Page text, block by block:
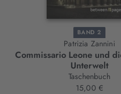
BAND 2
Patrizia Zannini
Commissario Leone und
Unterwelt
Taschenbuch
15,00 €